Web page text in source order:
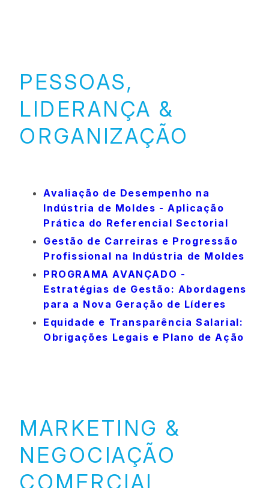
PESSOAS,
LIDERANÇA &
ORGANIZAÇÃO
Avaliação de Desempenho na
Indústria de Moldes - Aplicação
Prática do Referencial Sectorial
Gestão de Carreiras e Progressão
Profissional na Indústria de Moldes
PROGRAMA AVANÇADO -
Estratégias de Gestão: Abordagens
para a Nova Geração de Líderes
Equidade e Transparência Salarial:
Obrigações Legais e Plano de Ação
MARKETING &
NEGOCIAÇÃO
COMERCIAL